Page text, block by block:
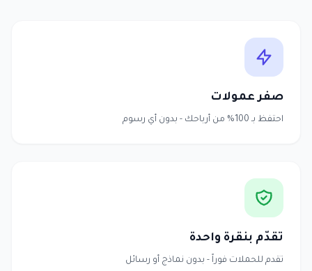
صفر عمولات
احتفظ بـ 100% من أرباحك - بدون أي رسوم
تقدّم بنقرة واحدة
تقدم للحملات فوراً - بدون نماذج أو رسائل